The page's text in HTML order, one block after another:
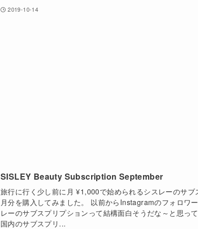
2019-10-14
SISLEY Beauty Subscription September
旅行に行く少し前に月 ¥1,000で始められるシスレーのサブ
月分を購入してみました。 以前からInstagramのフォロワ
レーのサブスプリプションって結構面白そうだな～と思っ
国内のサブスプリ...